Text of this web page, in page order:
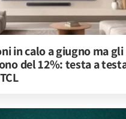
in calo a giugno ma gli
del 12%: testa a